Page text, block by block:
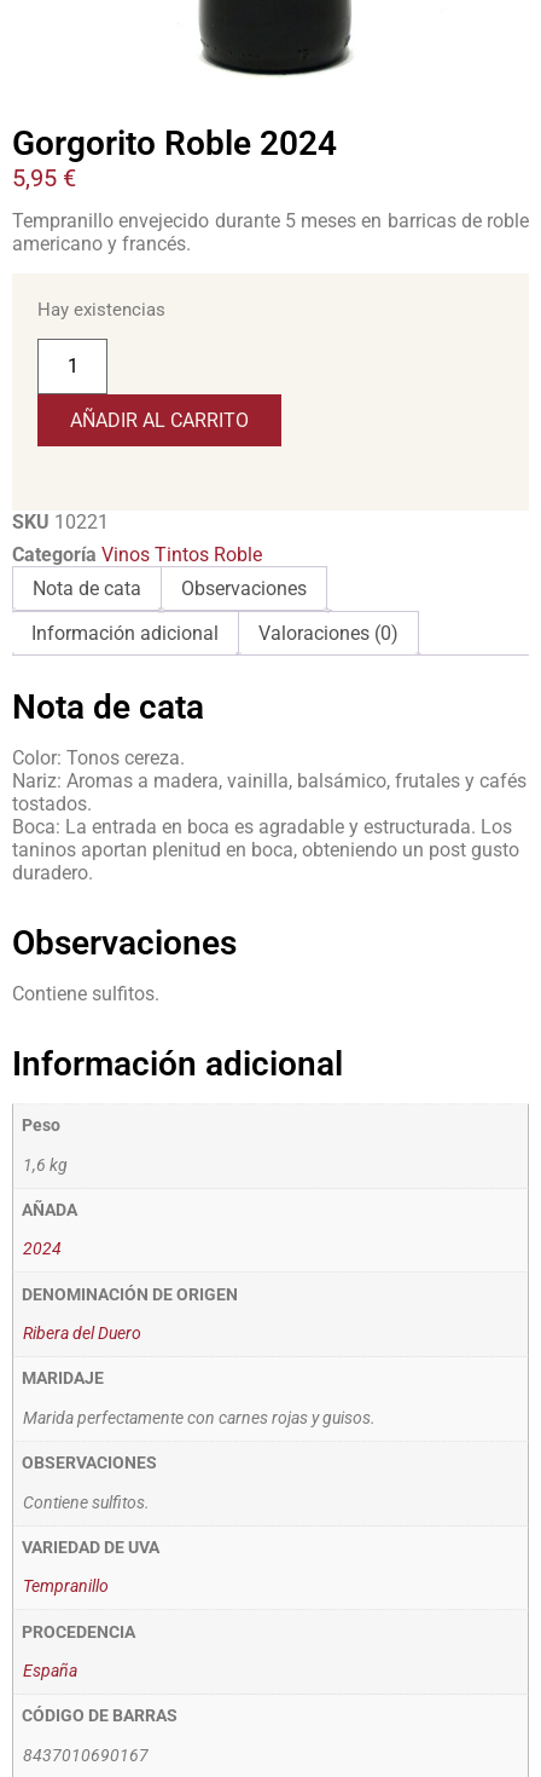
Gorgorito Roble 2024
5,95 €
Tempranillo envejecido durante 5 meses en barricas de roble
americano y francés.
Hay existencias
AÑADIR AL CARRITO
SKU 10221
Categoría Vinos Tintos Roble
Nota de cata
Observaciones
Información adicional
Valoraciones (0)
Nota de cata
Color: Tonos cereza.
Nariz: Aromas a madera, vainilla, balsámico, frutales y cafés
tostados.
Boca: La entrada en boca es agradable y estructurada. Los
taninos aportan plenitud en boca, obteniendo un post gusto
duradero.
Observaciones
Contiene sulfitos.
Información adicional
Peso
1,6 kg
AÑADA
2024
DENOMINACIÓN DE ORIGEN
Ribera del Duero
MARIDAJE
Marida perfectamente con carnes rojas y guisos.
OBSERVACIONES
Contiene sulfitos.
VARIEDAD DE UVA
Tempranillo
PROCEDENCIA
España
CÓDIGO DE BARRAS
8437010690167